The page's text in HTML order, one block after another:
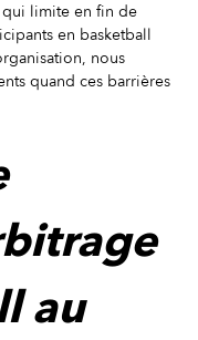
qui limite en fin de
en basketball
nous
quand ces barrières
au